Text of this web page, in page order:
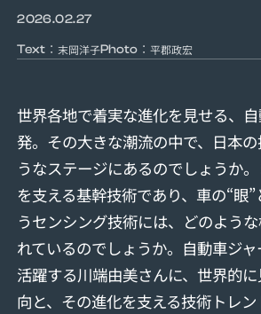
2026.02.27
Text ：末岡洋子Photo ：平郡政宏
世界各地で着実な進化を見せる、
発。その大きな潮流の中で、日本
うなステージにあるのでしょうか
を支える基幹技術であり、車の“眼
うセンシング技術には、どのよう
れているのでしょうか。自動車ジ
活躍する川端由美さんに、世界的
向と、その進化を支える技術トレ